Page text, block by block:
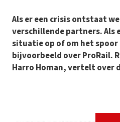
Als er een crisis ontstaat
verschillende partners. Als
situatie op of om het spoor
bijvoorbeeld over ProRail.
Harro Homan, vertelt over